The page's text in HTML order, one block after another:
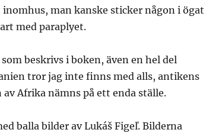
man kanske sticker någon i ögat
med paraplyet.
beskrivs i boken, även en hel del
tror jag inte finns med alls, antikens
Afrika nämns på ett enda ställe.
balla bilder av Lukáš Figeľ. Bilderna